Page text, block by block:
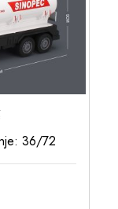
36/72